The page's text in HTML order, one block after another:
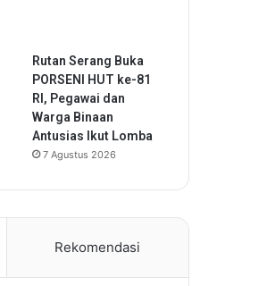
Rutan Serang Buka
PORSENI HUT ke-81
RI, Pegawai dan
Warga Binaan
Antusias Ikut Lomba
7 Agustus 2026
Rekomendasi